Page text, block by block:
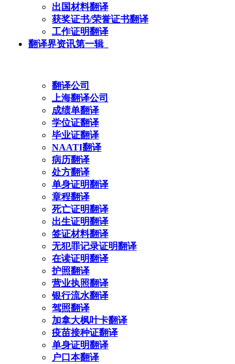
出国材料翻译
获奖证书/荣誉证书翻译
工作证明翻译
翻译界资讯第一辑
翻译公司
上海翻译公司
成绩单翻译
学位证翻译
毕业证翻译
NAATI翻译
病历翻译
处方翻译
单身证明翻译
章程翻译
死亡证明翻译
出生证明翻译
签证材料翻译
无犯罪记录证明翻译
在读证明翻译
护照翻译
营业执照翻译
银行流水翻译
驾照翻译
加拿大枫叶卡翻译
疫苗接种证翻译
单身证明翻译
户口本翻译